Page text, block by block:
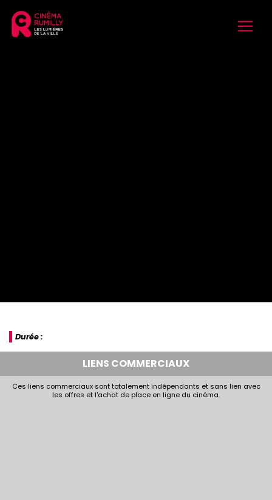
Durée :
LIENS COMMERCIAUX
Ces liens commerciaux sont totalement indépendants et sans lien avec
les offres et l'achat de place en ligne du cinéma.